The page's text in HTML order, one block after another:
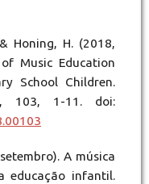
Honing, H. (2018,
Music Education
School Children.
103, 1-11. doi:
A música
educação infantil.